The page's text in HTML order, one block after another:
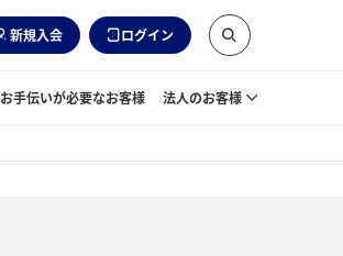
新規入会 ログイン
お手伝いが必要なお客様 法人のお客様